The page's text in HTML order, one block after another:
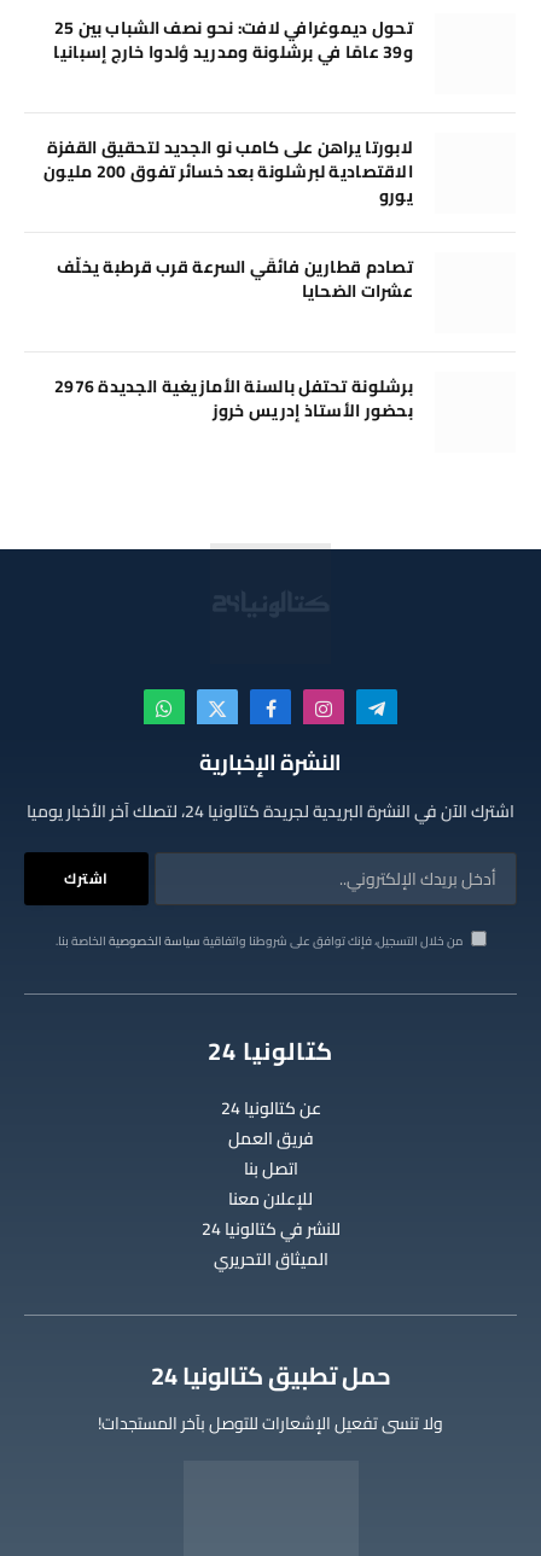
تحول ديموغرافي لافت: نحو نصف الشباب بين 25
و39 عامًا في برشلونة ومدريد وُلدوا خارج إسبانيا
لابورتا يراهن على كامب نو الجديد لتحقيق القفزة
الاقتصادية لبرشلونة بعد خسائر تفوق 200 مليون
يورو
تصادم قطارين فائقَي السرعة قرب قرطبة يخلّف
عشرات الضحايا
برشلونة تحتفل بالسنة الأمازيغية الجديدة 2976
بحضور الأستاذ إدريس خروز
تيلقرام الانستغرامفيسبوكX
(Twitter)
واتساب
النشرة الإخبارية
اشترك الآن في النشرة البريدية لجريدة كتالونيا 24، لتصلك آخر الأخبار يوميا
من خلال التسجيل، فإنك توافق على شروطنا واتفاقيةسياسة الخصوصيةالخاصة بنا.
كتالونيا 24
عن كتالونيا 24
فريق العمل
اتصل بنا
للإعلان معنا
للنشر في كتالونيا 24
الميثاق التحريري
‫حمل تطبيق كتالونيا 24
ولا تنسى تفعيل الإشعارات للتوصل بآخر المستجدات!